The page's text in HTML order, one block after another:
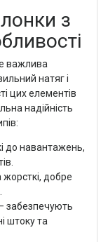
з
важлива
натяг і
цих елементів
надійність
до навантажень,
жорсткі, добре
забезпечують
штоку та